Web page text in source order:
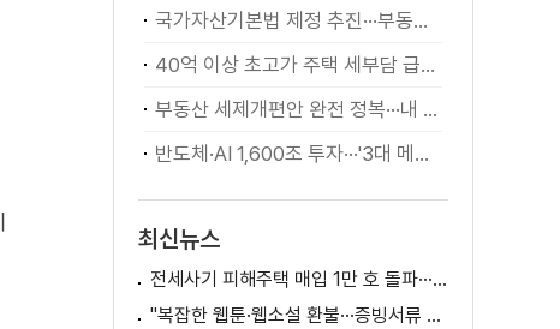
국가자산기본법 제정 추진···부동산·주식 등 통합 관리
40억 이상 초고가 주택 세부담 급증···실수요자 보호 강화
부동산 세제개편안 완전 정복···내 세금 어떻게 달라지나? [K-정책 사용법]
반도체·AI 1,600조 투자···'3대 메가프로젝트' 속도
최신뉴스
전세사기 피해주택 매입 1만 호 돌파···피해 지원 속도
"복잡한 웹툰·웹소설 환불···증빙서류 요구까지"